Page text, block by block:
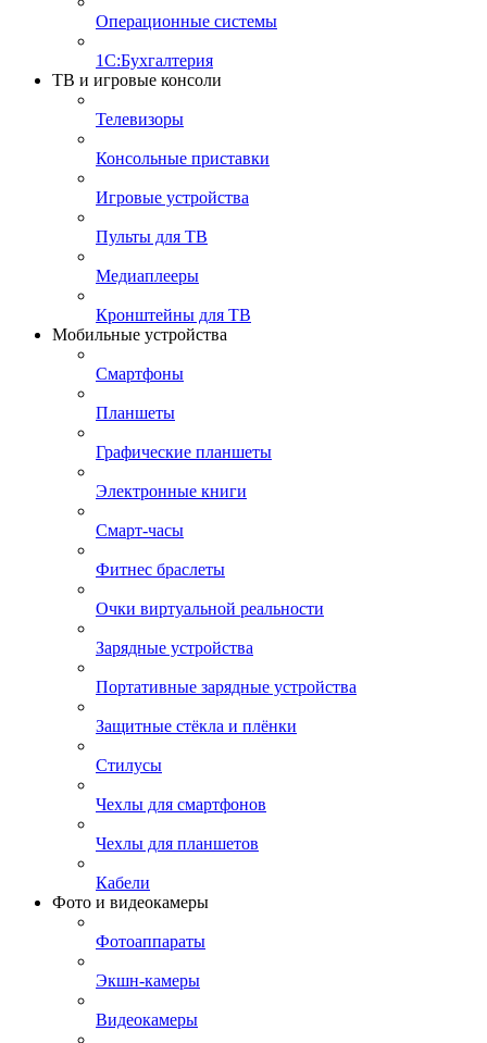
Операционные системы
1С:Бухгалтерия
ТВ и игровые консоли
Телевизоры
Консольные приставки
Игровые устройства
Пульты для ТВ
Медиаплееры
Кронштейны для ТВ
Мобильные устройства
Смартфоны
Планшеты
Графические планшеты
Электронные книги
Смарт-часы
Фитнес браслеты
Очки виртуальной реальности
Зарядные устройства
Портативные зарядные устройства
Защитные стёкла и плёнки
Стилусы
Чехлы для смартфонов
Чехлы для планшетов
Кабели
Фото и видеокамеры
Фотоаппараты
Экшн-камеры
Видеокамеры